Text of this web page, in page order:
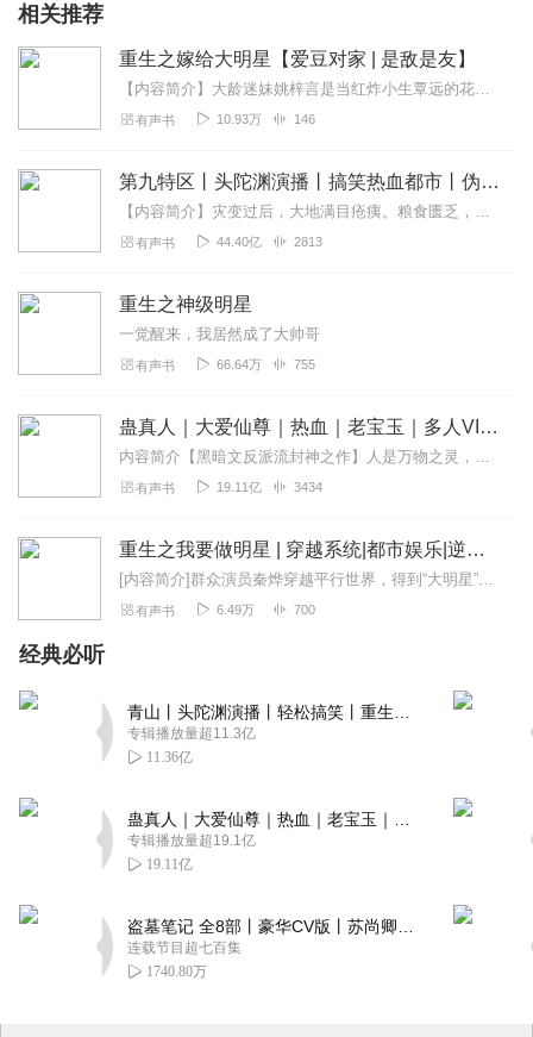
相关推荐
重生之嫁给大明星【爱豆对家 | 是敌是友】
【内容简介】大龄迷妹姚梓言是当红炸小生覃远的花痴铁粉，见自己的偶像要给他的天敌萧秋南做配，真是不能忍了，一场粉丝撕B大战火热开启，双方粉丝都放了狠话——明天见。...
有声书 10.93万 146
第九特区丨头陀渊演播丨搞笑热血都市丨伪戒丨VIP免费多人有声剧
【内容简介】灾变过后，大地满目疮痍。粮食匮乏，资源紧俏，局势混乱……一位从待规划区杀出来的青年，背对着漫天黄沙，孤身来到九区谋生，却不曾想偶然结识三五好友，一念...
有声书 44.40亿 2813
重生之神级明星
一觉醒来，我居然成了大帅哥
有声书 66.64万 755
蛊真人｜大爱仙尊｜热血｜老宝玉｜多人VIP免费有声剧
内容简介【黑暗文反派流封神之作】人是万物之灵，蛊是天地真精。一个穿越者不断重生的故事。一个养蛊、炼蛊、用蛊的奇特世界。配音组（男角色）老宝玉旁白...
有声书 19.11亿 3434
重生之我要做明星 | 穿越系统|都市娱乐|逆袭|爽文| AI多播
[内容简介]群众演员秦烨穿越平行世界，得到“大明星”系统。这个世界和地球的文化差异很大，没有了那些我们熟知的文学作品，音乐作品，影视作品。大明星系统里更是有许多...
有声书 6.49万 700
经典必听
专辑播放量超11.3亿
11.36亿
专辑播放量超19.1亿
19.11亿
连载节目超七百集
1740.80万